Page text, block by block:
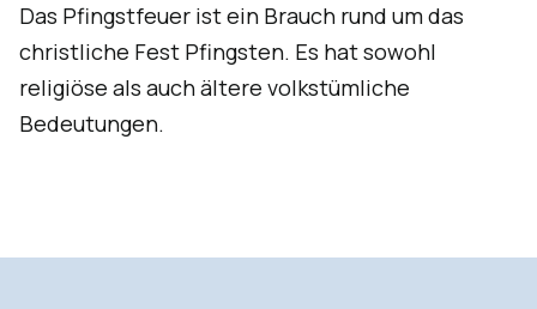
Das Pfingstfeuer ist ein Brauch rund um das
christliche Fest Pfingsten. Es hat sowohl
religiöse als auch ältere volkstümliche
Bedeutungen.